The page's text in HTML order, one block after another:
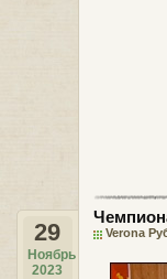
Verona
29
Ноябрь
2023